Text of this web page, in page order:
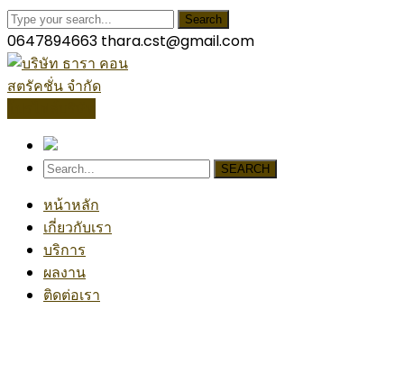
Search
0647894663 thara.cst@gmail.com
SEARCH
หน้าหลัก
เกี่ยวกับเรา
บริการ
ผลงาน
ติดต่อเรา